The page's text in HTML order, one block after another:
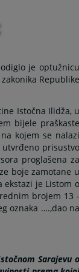
je optužnicu
Republike
Istočna Ilidža, u
bijele praškaste
kojem se nalazi
utvrđeno prisustvo
proglašena za
boje zamotane u
ekstazi je Listom o
brojem 13 -
oznaka ….,dao na
Sarajevu o